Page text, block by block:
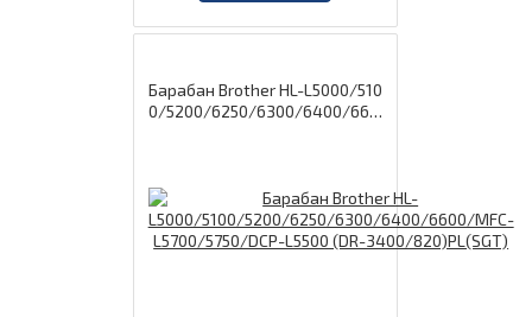
Барабан Brother HL-L5000/510
0/5200/6250/6300/6400/660